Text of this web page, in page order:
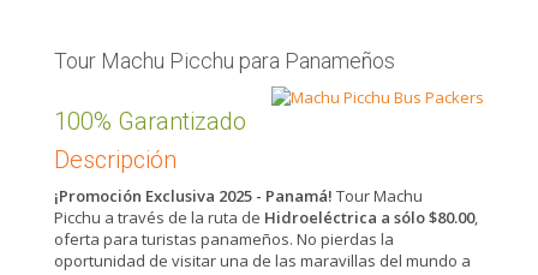
Tour Machu Picchu para Panameños
100% Garantizado
Descripción
¡Promoción Exclusiva 2025 - Panamá! Tour Machu
Picchu a través de la ruta de Hidroeléctrica a sólo $80.00,
oferta para turistas panameños. No pierdas la
oportunidad de visitar una de las maravillas del mundo a